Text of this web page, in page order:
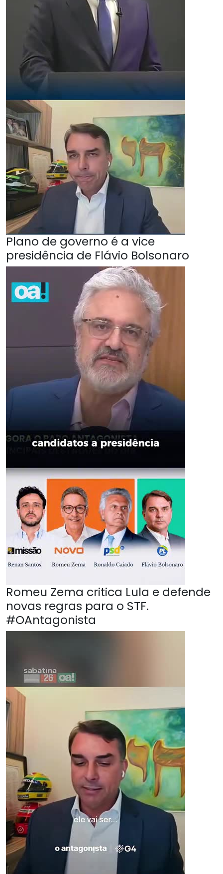
Plano de governo é a vice
presidência de Flávio Bolsonaro
Romeu Zema critica Lula e defende
novas regras para o STF.
#OAntagonista